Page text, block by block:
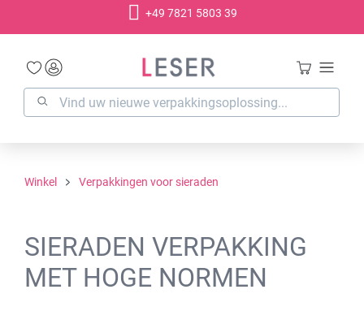
+49 7821 5803 39
Winkel Verpakkingen voor sieraden
SIERADEN VERPAKKING
MET HOGE NORMEN